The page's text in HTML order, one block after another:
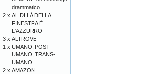
drammatico
2 x AL DI LÀ DELLA
FINESTRA È
L'AZZURRO
3 x ALTROVE
1 x UMANO, POST-
UMANO, TRANS-
UMANO
2 x AMAZON